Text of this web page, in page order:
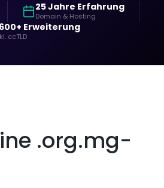
25 Jahre Erfahrung
Domain & Hosting
Erweiterung
ccTLD
.org.mg-